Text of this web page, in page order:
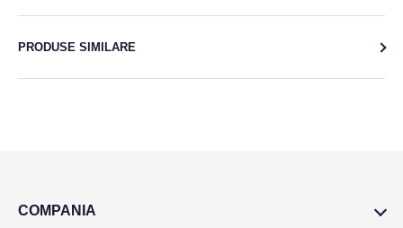
PRODUSE SIMILARE
COMPANIA